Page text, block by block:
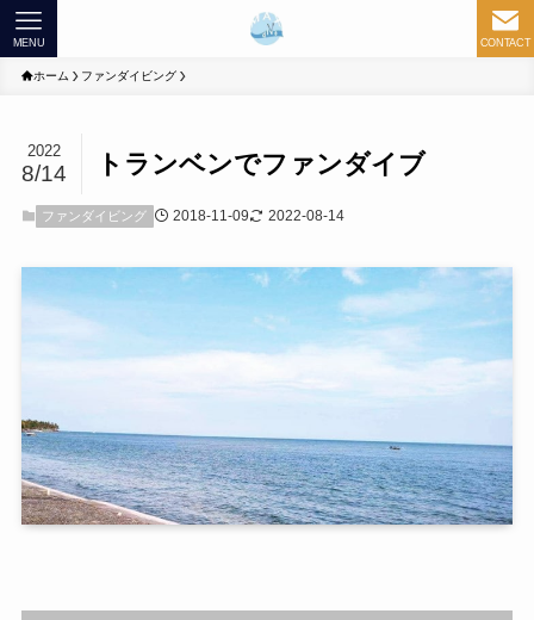
CONTACT
MENU
ホーム ファンダイビング
トランベンでファンダイブ
2022
8/14
ファンダイビング 2018-11-09 2022-08-14